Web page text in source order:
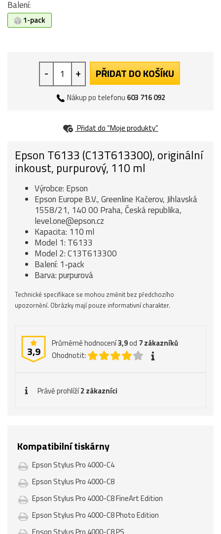
Balení:
1-pack
- + PŘIDAT DO KOŠÍKU
Nákup po telefonu 603 716 092
Přidat do “Moje produkty”
Epson T6133 (C13T613300), originální
inkoust, purpurový, 110 ml
Výrobce: Epson
Epson Europe B.V., Greenline Kačerov, Jihlavská
1558/21, 140 00 Praha, Česká republika,
level.one@epson.cz
Kapacita: 110 ml
Model 1: T6133
Model 2: C13T613300
Balení: 1-pack
Barva: purpurová
Technické specifikace se mohou změnit bez předchozího
upozornění. Obrázky mají pouze informativní charakter.
3,9
Průměrné hodnocení3,9od 7zákazníků
Ohodnotit:
Právě prohlíží2 zákazníci
Kompatibilní tiskárny
Epson Stylus Pro 4000-C4
Epson Stylus Pro 4000-C8
Epson Stylus Pro 4000-C8 FineArt Edition
Epson Stylus Pro 4000-C8 Photo Edition